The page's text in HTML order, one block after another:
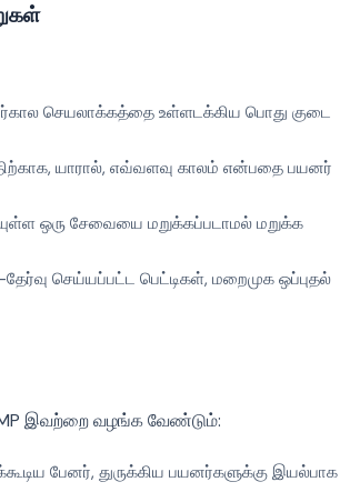
செயலாக்கத்தை உள்ளடக்கிய பொது குடை
யாரால், எவ்வளவு காலம் என்பதை பயனர்
ஒரு சேவையை மறுக்கப்படாமல் மறுக்க
செய்யப்பட்ட பெட்டிகள், மறைமுக ஒப்புதல்
இவற்றை வழங்க வேண்டும்:
பேனர், துருக்கிய பயனர்களுக்கு இயல்பாக